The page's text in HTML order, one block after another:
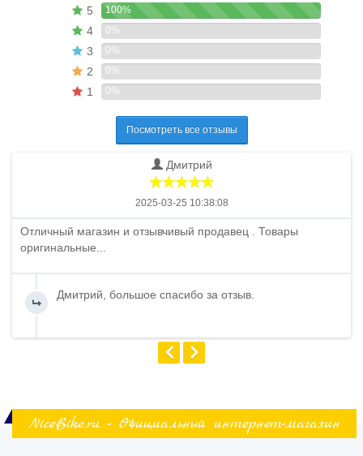
5 100%
4 0%
3 0%
2 0%
1 0%
Посмотреть все отзывы
Дмитрий
2025-03-25 10:38:08
Отличный магазин и отзывчивый продавец . Товары
оригинальные...
Дмитрий, большое спасибо за отзыв.
NiceBike.ru - Официальный интернет-магазин